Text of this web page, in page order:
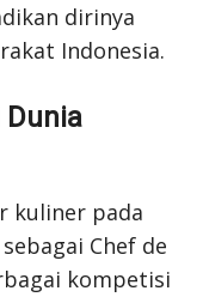
dirinya
Indonesia.
Dunia
kuliner pada
Chef de
kompetisi